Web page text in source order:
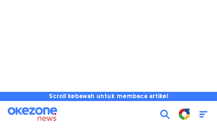
Scroll kebawah untuk membaca artikel